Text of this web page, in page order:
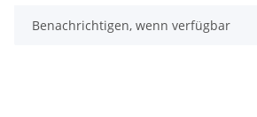
Benachrichtigen, wenn verfügbar